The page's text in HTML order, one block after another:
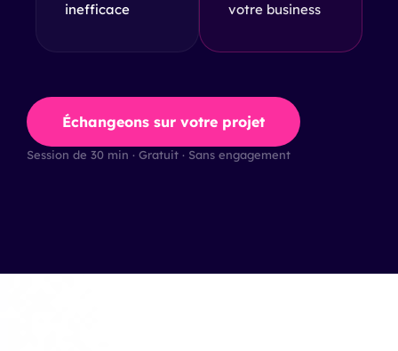
inefficace
votre business
Échangeons sur votre projet
Session de 30 min · Gratuit · Sans engagement